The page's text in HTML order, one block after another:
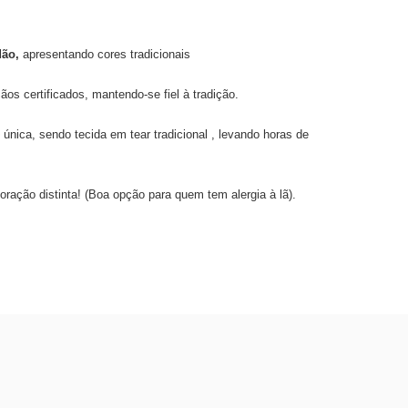
apresentando cores tradicionais
certificados, mantendo-se fiel à tradição.
sendo tecida em tear tradicional , levando horas de
distinta! (Boa opção para quem tem alergia à lã).